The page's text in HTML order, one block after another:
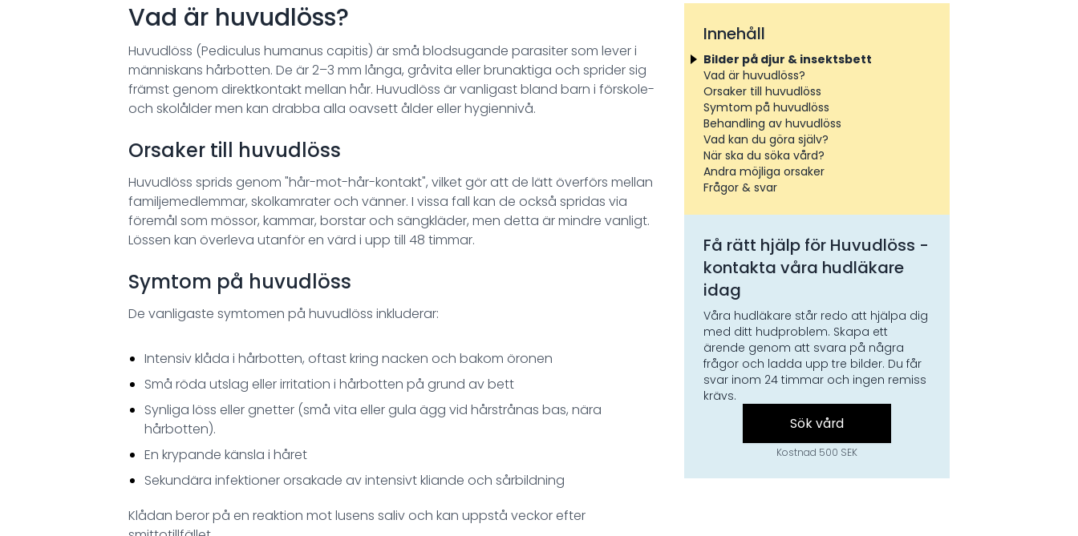
Vad är huvudlöss?
Huvudlöss (Pediculus humanus capitis) är små blodsugande parasiter som lever i
människans hårbotten. De är 2–3 mm långa, gråvita eller brunaktiga och sprider sig
främst genom direktkontakt mellan hår. Huvudlöss är vanligast bland barn i förskole-
och skolålder men kan drabba alla oavsett ålder eller hygiennivå.
Orsaker till huvudlöss
Huvudlöss sprids genom "hår-mot-hår-kontakt", vilket gör att de lätt överförs mellan
familjemedlemmar, skolkamrater och vänner. I vissa fall kan de också spridas via
föremål som mössor, kammar, borstar och sängkläder, men detta är mindre vanligt.
Lössen kan överleva utanför en värd i upp till 48 timmar.
Symtom på huvudlöss
De vanligaste symtomen på huvudlöss inkluderar:
Intensiv klåda i hårbotten, oftast kring nacken och bakom öronen
Små röda utslag eller irritation i hårbotten på grund av bett
Synliga löss eller gnetter (små vita eller gula ägg vid hårstrånas bas, nära
hårbotten).
En krypande känsla i håret
Sekundära infektioner orsakade av intensivt kliande och sårbildning
Klådan beror på en reaktion mot lusens saliv och kan uppstå veckor efter
Innehåll
Bilder på djur & insektsbett
Vad är huvudlöss?
Orsaker till huvudlöss
Symtom på huvudlöss
Behandling av huvudlöss
Vad kan du göra själv?
När ska du söka vård?
Andra möjliga orsaker
Frågor & svar
Få rätt hjälp för Huvudlöss -
kontakta våra hudläkare
idag
Våra hudläkare står redo att hjälpa dig
med ditt hudproblem. Skapa ett
ärende genom att svara på några
frågor och ladda upp tre bilder. Du får
svar inom 24 timmar och ingen remiss
krävs.
Sök vård
Kostnad 500 SEK